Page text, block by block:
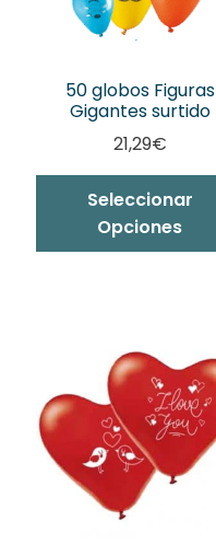
50 globos Figuras
Gigantes surtido
21,29€
Seleccionar
Opciones